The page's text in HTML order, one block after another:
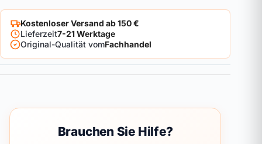
Kostenloser Versand ab 150 €
Lieferzeit7-21 Werktage
Original-Qualität vomFachhandel
Brauchen Sie Hilfe?